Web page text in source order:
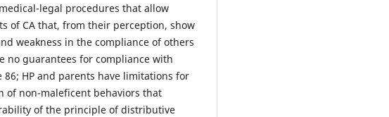
legal procedures that allow
of CA that, from their perception, show
weakness in the compliance of others
no guarantees for compliance with
HP and parents have limitations for
of non-maleficent behaviors that
of the principle of distributive